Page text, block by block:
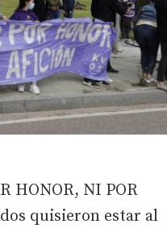
HONOR, NI POR
quisieron estar al